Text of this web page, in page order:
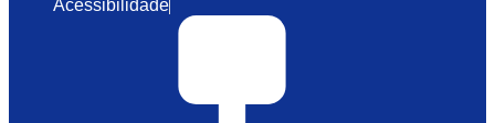
Acessibilidade